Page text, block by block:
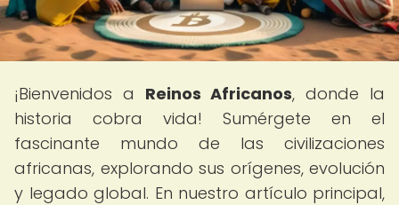
¡Bienvenidos a Reinos Africanos, donde la
historia cobra vida! Sumérgete en el
fascinante mundo de las civilizaciones
africanas, explorando sus orígenes, evolución
y legado global. En nuestro artículo principal,